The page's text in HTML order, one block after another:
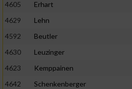
4605
Erhart
4629
Lehn
4592
Beutler
4630
Leuzinger
4623
Kemppainen
4642
Schenkenberger